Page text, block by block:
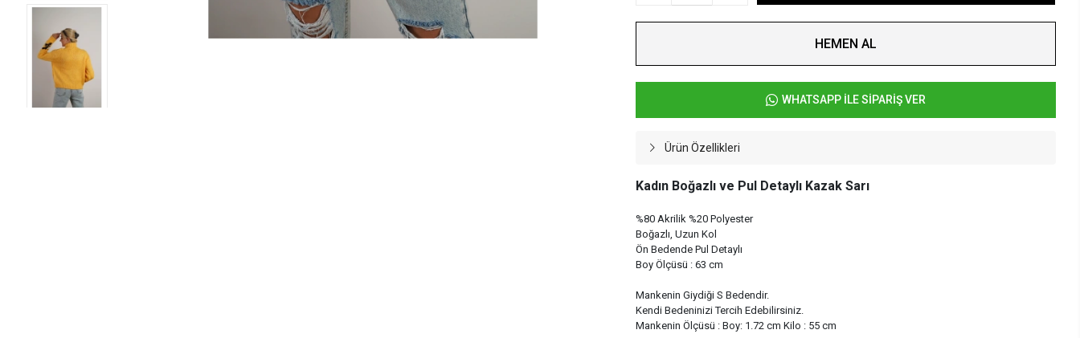
HEMEN AL
WHATSAPP İLE SİPARİŞ VER
Ürün Özellikleri
Kadın Boğazlı ve Pul Detaylı Kazak Sarı
%80 Akrilik %20 Polyester
Boğazlı, Uzun Kol
Ön Bedende Pul Detaylı
Boy Ölçüsü : 63 cm
Mankenin Giydiği S Bedendir.
Kendi Bedeninizi Tercih Edebilirsiniz.
Mankenin Ölçüsü : Boy: 1.72 cm Kilo : 55 cm